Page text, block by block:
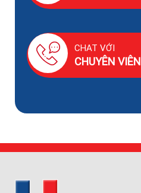
CHAT VỚI
CHUYÊN VIÊN